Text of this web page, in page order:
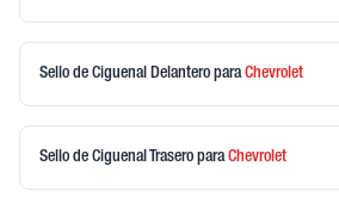
Sello de Ciguenal Delantero paraChevrolet
Sello de Ciguenal Trasero paraChevrolet